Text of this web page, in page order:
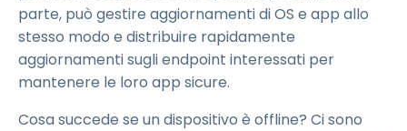
parte, può gestire aggiornamenti di OS e app allo
stesso modo e distribuire rapidamente
aggiornamenti sugli endpoint interessati per
mantenere le loro app sicure.
Cosa succede se un dispositivo è offline? Ci sono